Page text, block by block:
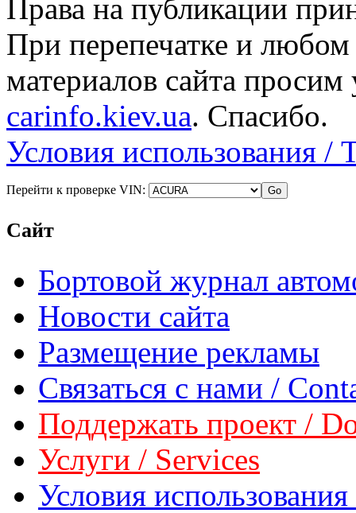
Права на публикации
При перепечатке и
материалов сайта просим
carinfo.kiev.ua. Спасибо.
Условия использования /
Перейти к проверке VIN:
Сайт
Бортовой журнал
Новости сайта
Размещение рекламы
Связаться с нами /
Поддержать проект /
Услуги / Services
Условия